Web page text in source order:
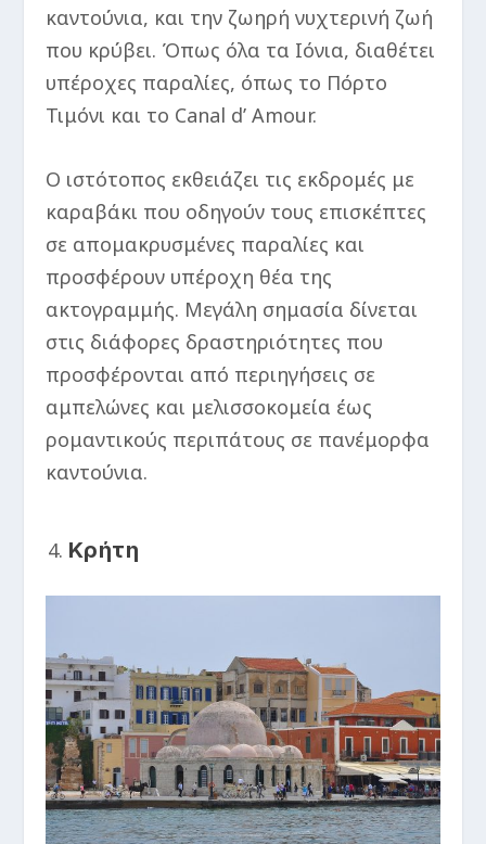
καντούνια, και την ζωηρή νυχτερινή ζωή
που κρύβει. Όπως όλα τα Ιόνια, διαθέτει
υπέροχες παραλίες, όπως το Πόρτο
Τιμόνι και το Canal d’ Amour.
Ο ιστότοπος εκθειάζει τις εκδρομές με
καραβάκι που οδηγούν τους επισκέπτες
σε απομακρυσμένες παραλίες και
προσφέρουν υπέροχη θέα της
ακτογραμμής. Μεγάλη σημασία δίνεται
στις διάφορες δραστηριότητες που
προσφέρονται από περιηγήσεις σε
αμπελώνες και μελισσοκομεία έως
ρομαντικούς περιπάτους σε πανέμορφα
καντούνια.
Κρήτη